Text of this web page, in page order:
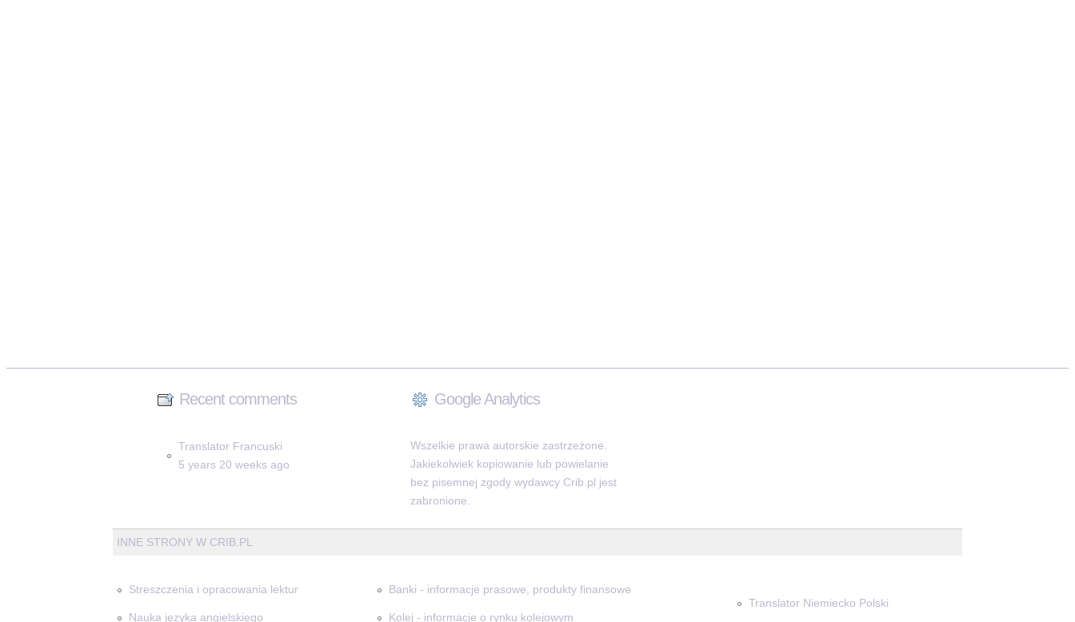
Recent comments
Translator Francuski
5 years 20 weeks ago
Google Analytics
Wszelkie prawa autorskie zastrzeżone.
Jakiekolwiek kopiowanie lub powielanie
bez pisemnej zgody wydawcy Crib.pl jest
zabronione.
INNE STRONY W CRIB.PL
Streszczenia i opracowania lektur
Nauka języka angielskiego
Banki - informacje prasowe, produkty finansowe
Kolej - informacje o rynku kolejowym
Translator Niemiecko Polski